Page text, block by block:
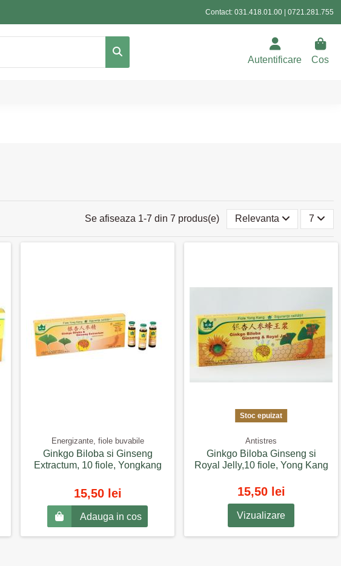
Contact: 031.418.01.00 0721.281.755
Autentificare Cos
Se afiseaza 1-7 din 7 produs(e) Relevanta 7
Energizante, fiole buvabile
Ginkgo Biloba si Ginseng
Extractum, 10 fiole, Yongkang
15,50 lei
Adauga in cos
Stoc epuizat
Antistres
Ginkgo Biloba Ginseng si
Royal Jelly,10 fiole, Yong Kang
15,50 lei
Vizualizare